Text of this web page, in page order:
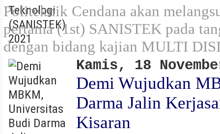
Politeknik Cendana akan
pertama (1st) SANISTEK pada
dengan bidang kajian MULTI
Kamis, 18
Demi Wujudkan
Darma Jalin
Kisaran